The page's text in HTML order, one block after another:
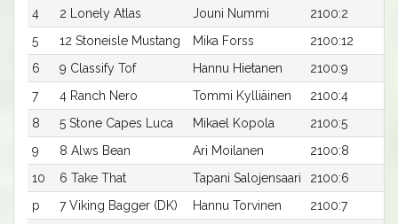
4
2 Lonely Atlas Jouni Nummi 2100:2
5
12 Stoneisle Mustang Mika Forss 2100:12
6
9 Classify Tof Hannu Hietanen 2100:9
7
4 Ranch Nero Tommi Kylliäinen 2100:4
8
5 Stone Capes Luca Mikael Kopola 2100:5
9
8 Alws Bean Ari Moilanen 2100:8
10
6 Take That Tapani Salojensaari 2100:6
p
7 Viking Bagger (DK) Hannu Torvinen 2100:7